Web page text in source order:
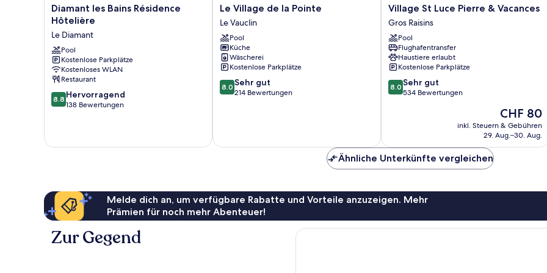
Diamant
les
Résidence
Hôtelière
Le
Diamant
Diamant les Bains Résidence
Hôtelière
Le Diamant
Pool
Kostenlose Parkplätze
Kostenloses WLAN
Restaurant
8.8
von
Bewertungen
8.8 Hervorragend
138 Bewertungen
Le
Village
de
la
Pointe
Le
Vauclin
Le Village de la Pointe
Le Vauclin
Pool
Küche
Wäscherei
Kostenlose Parkplätze
8.0
von
Bewertungen
8.0 Sehr gut
214 Bewertungen
Village
St
Luce
Pierre
&
Vacances
Gros
Raisins
Village St Luce Pierre & Vacances
Gros Raisins
Pool
Flughafentransfer
Haustiere erlaubt
Kostenlose Parkplätze
8.0
von
Bewertungen
8.0 Sehr gut
534 Bewertungen
Der
Preis
beträgt
CHF 80
inkl. Steuern & Gebühren
29. Aug.–30. Aug.
Ähnliche Unterkünfte vergleichen
Melde dich an, um verfügbare Rabatte und Vorteile anzuzeigen. Mehr
Prämien für noch mehr Abenteuer!
Zur Gegend